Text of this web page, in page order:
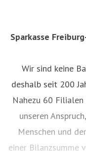
Sparkasse
Wir sind keine
deshalb seit 200
Nahezu 60
unseren
Menschen und
einer Bilanzsumme